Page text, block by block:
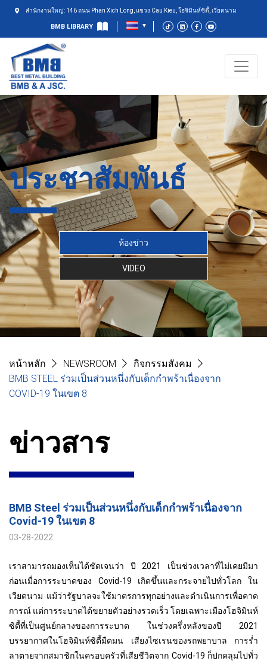
สำนักงานใหญ่: 146 ถนน Phan Xich Long, แขวง Cau Kieu, โฮจิมินห์ซิตี้, เวียดนาม
BMB LIBRARY
ประชาสัมพันธ์
ห้องข่าว
VIDEO
หน้าหลัก NEWSROOM
กิจกรรมสังคม
BMB STEEL ร่วมเป็นส่วนหนึ่งกับเด็กกำพร้าเนื่องจาก
COVID-19 ในเขต 8
ข่าวสาร
BMB Steel ร่วมเป็นส่วนหนึ่งกับเด็กกำพร้าเนื่องจาก
Covid-19 ในเขต 8
03-28-2022
เราสามารถมองเห็นได้ชัดเจนว่า ปี 2021 เป็นช่วงเวลาที่ไม่เคยมีมา
ก่อนเมื่อการระบาดของ Covid-19 เกิดขึ้นและกระจายไปทั่วโลก ใน
เวียดนาม แม้ว่ารัฐบาลจะใช้มาตรการทุกอย่างและดำเนินการเพื่อคาด
การณ์ แต่การระบาดได้ขยายตัวอย่างรวดเร็ว โดยเฉพาะเมืองโฮจิมินห์
ซิตี้ที่เป็นศูนย์กลางของการระบาด ในช่วงครึ่งหลังของปี 2021
บรรยากาศในโฮจิมินห์ซิตี้มืดมน เสียงไซเรนของรถพยาบาล การร่ำ
ลาตายจากสมาชิกในครอบครัวที่เสียชีวิตจาก Covid-19 ก็ปกคลุมไปทั่ว